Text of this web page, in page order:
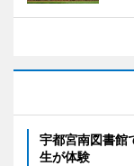
宇都宮南図書
生が体験